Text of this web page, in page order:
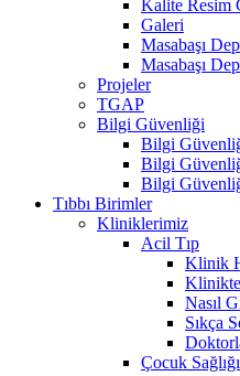
Kalite Resim
Galeri
Masabaşı
Masabaşı
Projeler
TGAP
Bilgi Güvenliği
Bilgi
Bilgi
Bilgi
Tıbbı Birimler
Kliniklerimiz
Acil Tıp
Klinik
Nasıl
Sıkça
Çocuk